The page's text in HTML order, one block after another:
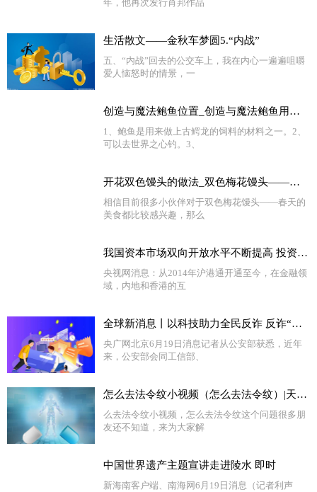
年，他再次发行肖邦作品
生活散文——金秋车梦圆5.“内战”
五、“内战”回去的公交车上，我在内心一遍遍咀嚼
爱人恼怒时的情景，一
创造与魔法鲍鱼位置_创造与魔法鲍鱼用什么钓
1、鲍鱼是用来做上古鳄龙的饲料的材料之一。2、
可以去世界之心钓。3、
开花双色馒头的做法_双色梅花馒头——春天的美食_天天时讯
相信目前很多小伙伴对于双色梅花馒头——春天的
美食都比较感兴趣，那么
我国资本市场双向开放水平不断提高 投资者共享不同经济体发展红利
央视网消息：从2014年沪港通开通至今，在金融领
域，内地和香港的互
全球新消息丨以科技助力全民反诈 反诈“国家队”推出七大反诈利器
央广网北京6月19日消息记者从公安部获悉，近年
来，公安部会同工信部、
怎么去法令纹小视频（怎么去法令纹）|天天亮点
么去法令纹小视频，怎么去法令纹这个问题很多朋
友还不知道，来为大家解
中国世界遗产主题宣讲走进陵水 即时
新海南客户端、南海网6月19日消息（记者利声